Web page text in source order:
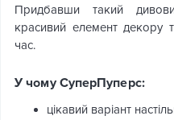
Придбавши такий
красивий елемент декору
час.
У чому СуперПуперс:
цікавий варіант